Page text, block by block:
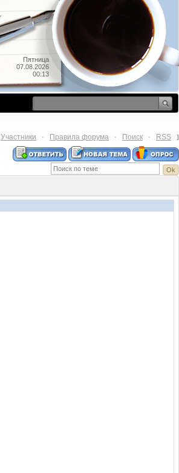
Пятница
07.08.2026
00:13
Участники · Правила форума · Поиск · RSS ]